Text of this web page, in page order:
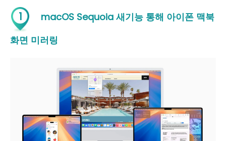
1
macOS Sequoia 새기능 통해 아이폰 맥북
화면 미러링